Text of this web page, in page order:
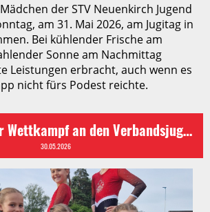
der STV Neuenkirch Jugend
am 31. Mai 2026, am Jugitag in
Bei kühlender Frische am
Sonne am Nachmittag
Leistungen erbracht, auch wenn es
nicht fürs Podest reichte.
Hervorragender Wettkampf an den Verbandsjugendmeisterschaften in Reiden
30.05.2026